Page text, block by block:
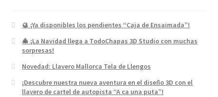
🥮 ¡Ya disponibles los pendientes “Caja de Ensaimada”!
🎄 ¡La Navidad llega a TodoChapas 3D Studio con muchas
sorpresas!
Novedad: Llavero Mallorca Tela de Llengos
¡Descubre nuestra nueva aventura en el diseño 3D con el
llavero de cartel de autopista “A ca una puta”!